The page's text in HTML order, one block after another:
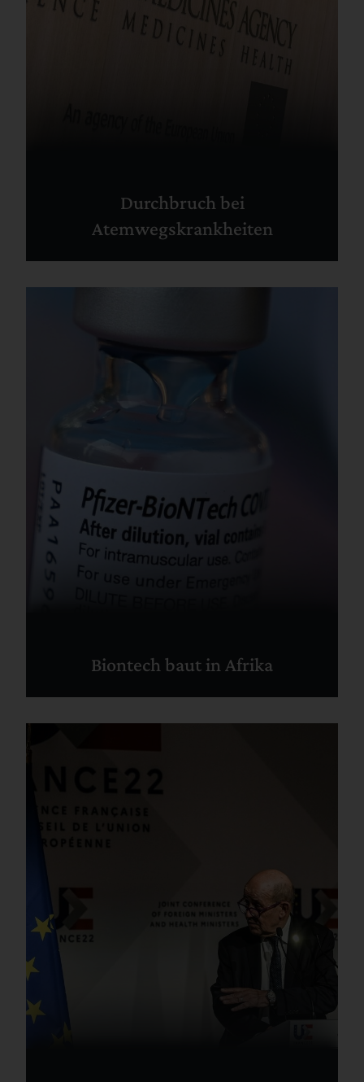
Durchbruch bei
Atemwegskrankheiten
Biontech baut in Afrika